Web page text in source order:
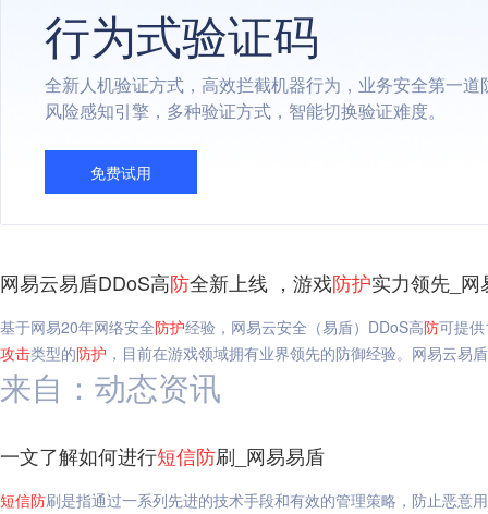
行为式验证码
全新人机验证方式，高效拦截机器行为，业务安全第一道
风险感知引擎，多种验证方式，智能切换验证难度。
免费试用
网易云易盾DDoS高防全新上线 ，游戏防护实力领先_网
基于网易20年网络安全防护经验，网易云安全（易盾）DDoS高防可提
攻击类型的防护 ，目前在游戏领域拥有业界领先的防御经验。网易云易
来自：动态资讯
一文了解如何进行短信防刷_网易易盾
短信防刷是指通过一系列先进的技术手段和有效的管理策略，防止恶意